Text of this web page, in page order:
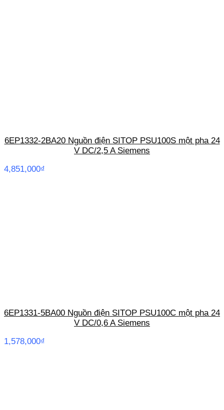
6EP1332-2BA20 Nguồn điện SITOP PSU100S một pha 24
V DC/2,5 A Siemens
4,851,000₫
6EP1331-5BA00 Nguồn điện SITOP PSU100C một pha 24
V DC/0,6 A Siemens
1,578,000₫